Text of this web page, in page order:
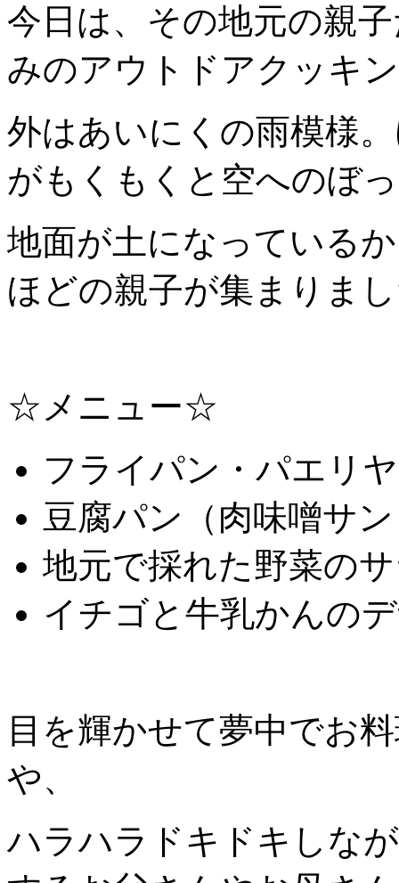
今日は、その地元の親
みのアウトドアクッキ
外はあいにくの雨模様
がもくもくと空へのぼ
地面が土になっている
ほどの親子が集まりま
☆メニュー☆
フライパン・パエリヤ
豆腐パン（肉味噌サ
地元で採れた野菜の
イチゴと牛乳かんの
目を輝かせて夢中でお
や、
ハラハラドキドキしな